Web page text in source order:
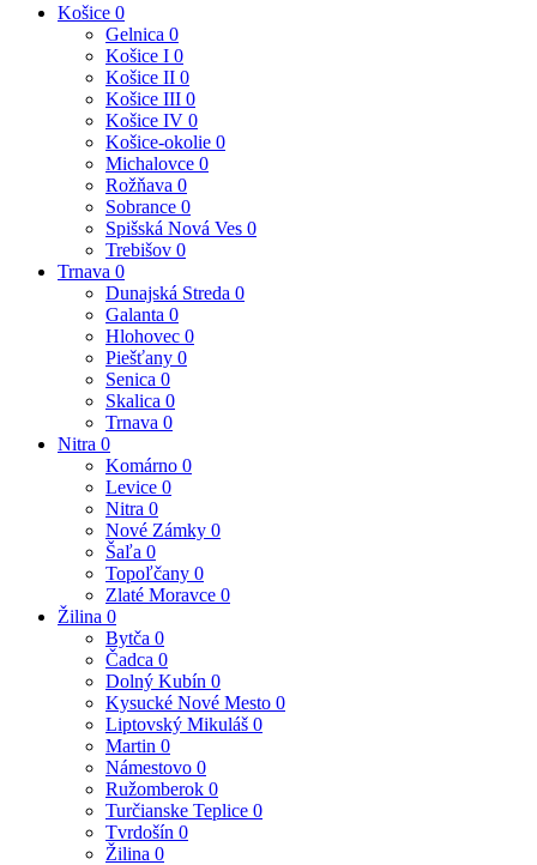
Košice 0
Gelnica 0
Košice I 0
Košice II 0
Košice III 0
Košice IV 0
Košice-okolie 0
Michalovce 0
Rožňava 0
Sobrance 0
Spišská Nová Ves 0
Trebišov 0
Trnava 0
Dunajská Streda 0
Galanta 0
Hlohovec 0
Piešťany 0
Senica 0
Skalica 0
Trnava 0
Nitra 0
Komárno 0
Levice 0
Nitra 0
Nové Zámky 0
Šaľa 0
Topoľčany 0
Zlaté Moravce 0
Žilina 0
Bytča 0
Čadca 0
Dolný Kubín 0
Kysucké Nové Mesto 0
Liptovský Mikuláš 0
Martin 0
Námestovo 0
Ružomberok 0
Turčianske Teplice 0
Tvrdošín 0
Žilina 0